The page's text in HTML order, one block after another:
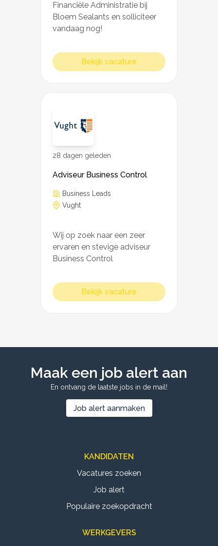
Financiële Administratie bij
Bloem Sealants en solliciteer
vandaag nog!
Bekijk vacature
28 dagen geleden
Adviseur Business Control
Business Leads
Vught
Wij op zoek naar een zeer
ervaren en stevige adviseur
Business Control
Bekijk vacature
Maak een job alert aan
En ontvang de laatste jobs in de mail!
Job alert aanmaken
KANDIDATEN
Vacatures zoeken
Job alert
Populaire zoekopdracht
WERKGEVERS